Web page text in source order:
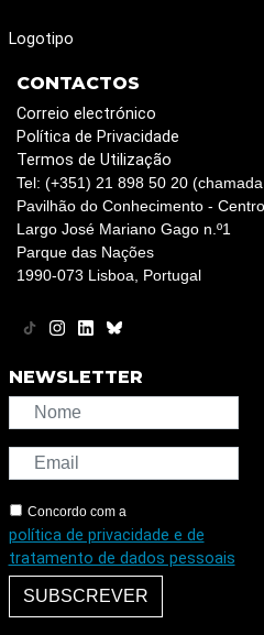
Logotipo
CONTACTOS
Correio electrónico
Política de Privacidade
Termos de Utilização
Tel: (+351) 21 898 50 20
Pavilhão do Conhecimento -
Largo José Mariano Gago n.º1
Parque das Nações
1990-073 Lisboa, Portugal
NEWSLETTER
Concordo com a
política de privacidade e de
tratamento de dados pessoais
SUBSCREVER